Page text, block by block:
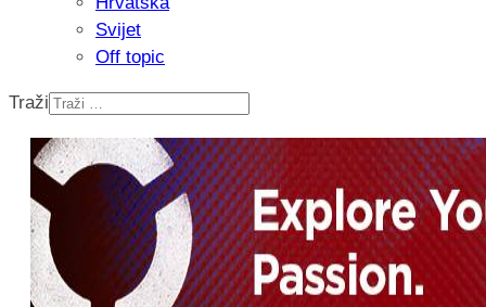
Recenzija: Einhell Professional CP-
nikada prije
Svijet
Off topic
Traži